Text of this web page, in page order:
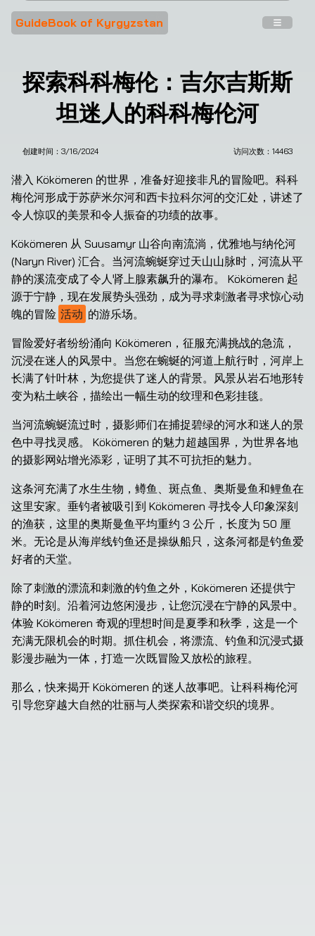
GuideBook of Kyrgyzstan
探索科科梅伦：吉尔吉斯斯
坦迷人的科科梅伦河
创建时间： 3/16/2024 访问次数： 14463
潜入 Kökömeren 的世界，准备好迎接非凡的冒险吧。科科
梅伦河形成于苏萨米尔河和西卡拉科尔河的交汇处，讲述了
令人惊叹的美景和令人振奋的功绩的故事。
Kökömeren 从 Suusamyr 山谷向南流淌，优雅地与纳伦河
(Naryn River) 汇合。当河流蜿蜒穿过天山山脉时，河流从平
静的溪流变成了令人肾上腺素飙升的瀑布。 Kökömeren 起
源于宁静，现在发展势头强劲，成为寻求刺激者寻求惊心动
魄的冒险 活动 的游乐场。
冒险爱好者纷纷涌向 Kökömeren，征服充满挑战的急流，
沉浸在迷人的风景中。当您在蜿蜒的河道上航行时，河岸上
长满了针叶林，为您提供了迷人的背景。风景从岩石地形转
变为粘土峡谷，描绘出一幅生动的纹理和色彩挂毯。
当河流蜿蜒流过时，摄影师们在捕捉碧绿的河水和迷人的景
色中寻找灵感。 Kökömeren 的魅力超越国界，为世界各地
的摄影网站增光添彩，证明了其不可抗拒的魅力。
这条河充满了水生生物，鳟鱼、斑点鱼、奥斯曼鱼和鲤鱼在
这里安家。垂钓者被吸引到 Kökömeren 寻找令人印象深刻
的渔获，这里的奥斯曼鱼平均重约 3 公斤，长度为 50 厘
米。无论是从海岸线钓鱼还是操纵船只，这条河都是钓鱼爱
好者的天堂。
除了刺激的漂流和刺激的钓鱼之外，Kökömeren 还提供宁
静的时刻。沿着河边悠闲漫步，让您沉浸在宁静的风景中。
体验 Kökömeren 奇观的理想时间是夏季和秋季，这是一个
充满无限机会的时期。抓住机会，将漂流、钓鱼和沉浸式摄
影漫步融为一体，打造一次既冒险又放松的旅程。
那么，快来揭开 Kökömeren 的迷人故事吧。让科科梅伦河
引导您穿越大自然的壮丽与人类探索和谐交织的境界。